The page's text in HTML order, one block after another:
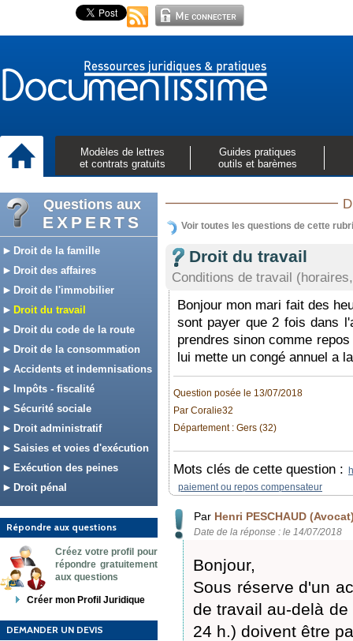
Modèles de lettres
et contrats gratuits
Guides pratiques
outils et barèmes
Questions aux
EXPERTS
Droit de la famille
Droit des affaires
Droit de l'immobilier
Droit du travail
Droit du code de la route
Droit de la consommation
Accidents et indemnisations
Impôts - fiscalité
Sécurité sociale
Droit administratif
Saisies et voies d'exécution
Exécution des peines
Droit pénal
Répondre aux questions
Créez votre profil pour
répondre gratuitement
aux questions
Créer mon Profil Juridique
DEMANDER UN DEVIS
Voir toutes les questions de cette
Droit du travail
Conditions de travail (horaires,
Bonjour mon mari fait des
sont payer que 2 fois dans
prendres sinon comme
lui mette un congé annuel a
Question posée le 13/07/2018
Par Coralie32
Département : Gers (32)
Mots clés de cette question :
paiement ou repos compensateur
Par Henri PESCHAUD
Date de la réponse : le 14/07/2018
Bonjour,
Sous réserve d'un
de travail au-delà
24 h.) doivent être